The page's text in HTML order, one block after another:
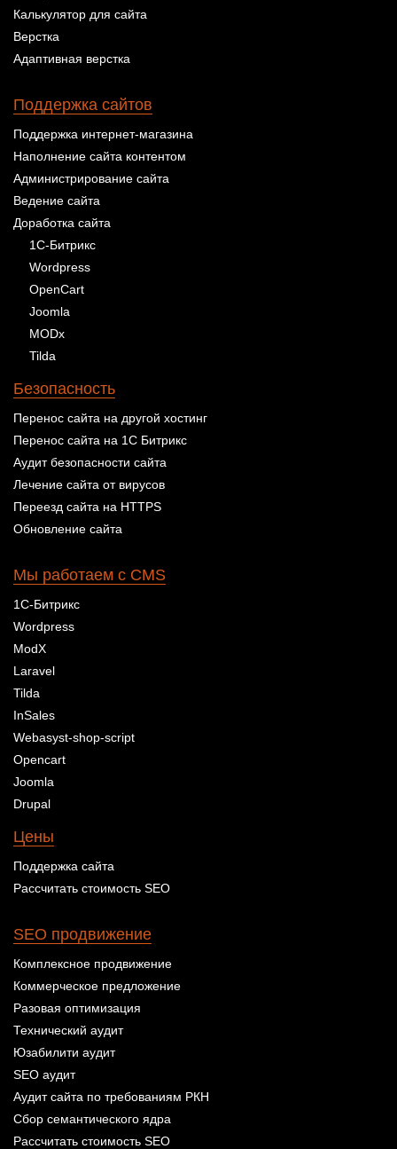
Калькулятор для сайта
Верстка
Адаптивная верстка
Поддержка сайтов
Поддержка интернет-магазина
Наполнение сайта контентом
Администрирование сайта
Ведение сайта
Доработка сайта
1С-Битрикс
Wordpress
OpenCart
Joomla
MODx
Tilda
Безопасность
Перенос сайта на другой хостинг
Перенос сайта на 1С Битрикс
Аудит безопасности сайта
Лечение сайта от вирусов
Переезд сайта на HTTPS
Обновление сайта
Мы работаем с CMS
1С-Битрикс
Wordpress
ModX
Laravel
Tilda
InSales
Webasyst-shop-script
Opencart
Joomla
Drupal
Цены
Поддержка сайта
Рассчитать стоимость SEO
SEO продвижение
Комплексное продвижение
Коммерческое предложение
Разовая оптимизация
Технический аудит
Юзабилити аудит
SEO аудит
Аудит сайта по требованиям РКН
Сбор семантического ядра
Рассчитать стоимость SEO